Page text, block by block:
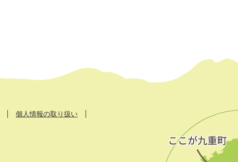
個人情報の取り扱い